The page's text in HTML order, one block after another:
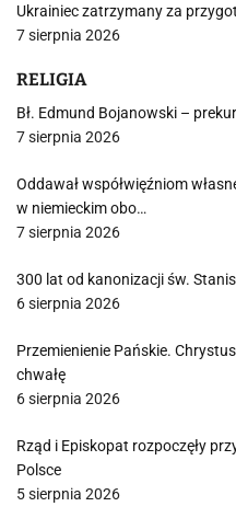
Ukrainiec zatrzymany za
7 sierpnia 2026
RELIGIA
Bł. Edmund Bojanowski –
7 sierpnia 2026
Oddawał współwięźniom
w niemieckim obo…
7 sierpnia 2026
300 lat od kanonizacji św.
6 sierpnia 2026
Przemienienie Pańskie.
chwałę
6 sierpnia 2026
Rząd i Episkopat rozpoczęły
Polsce
5 sierpnia 2026